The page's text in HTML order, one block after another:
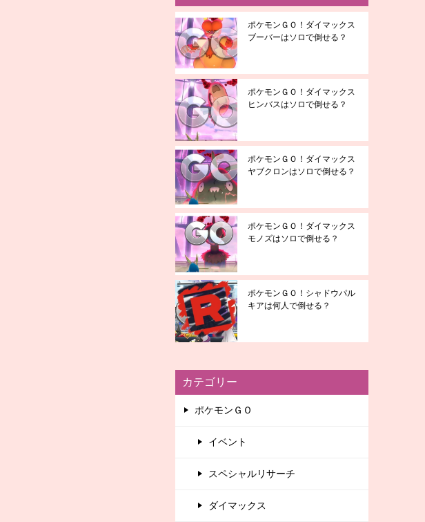
ポケモンＧＯ！ダイマックス
ブーバーはソロで倒せる？
ポケモンＧＯ！ダイマックス
ヒンバスはソロで倒せる？
ポケモンＧＯ！ダイマックス
ヤブクロンはソロで倒せる？
ポケモンＧＯ！ダイマックス
モノズはソロで倒せる？
ポケモンＧＯ！シャドウパル
キアは何人で倒せる？
カテゴリー
ポケモンＧＯ
イベント
スペシャルリサーチ
ダイマックス